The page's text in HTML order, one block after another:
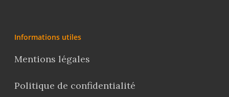
Informations utiles
Mentions légales
Politique de confidentialité